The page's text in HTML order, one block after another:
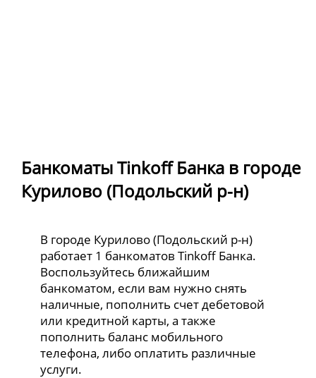
Банкоматы Tinkoff Банка в городе
Курилово (Подольский р-н)
В городе Курилово (Подольский р-н)
работает 1 банкоматов Tinkoff Банка.
Воспользуйтесь ближайшим
банкоматом, если вам нужно снять
наличные, пополнить счет дебетовой
или кредитной карты, а также
пополнить баланс мобильного
телефона, либо оплатить различные
услуги.